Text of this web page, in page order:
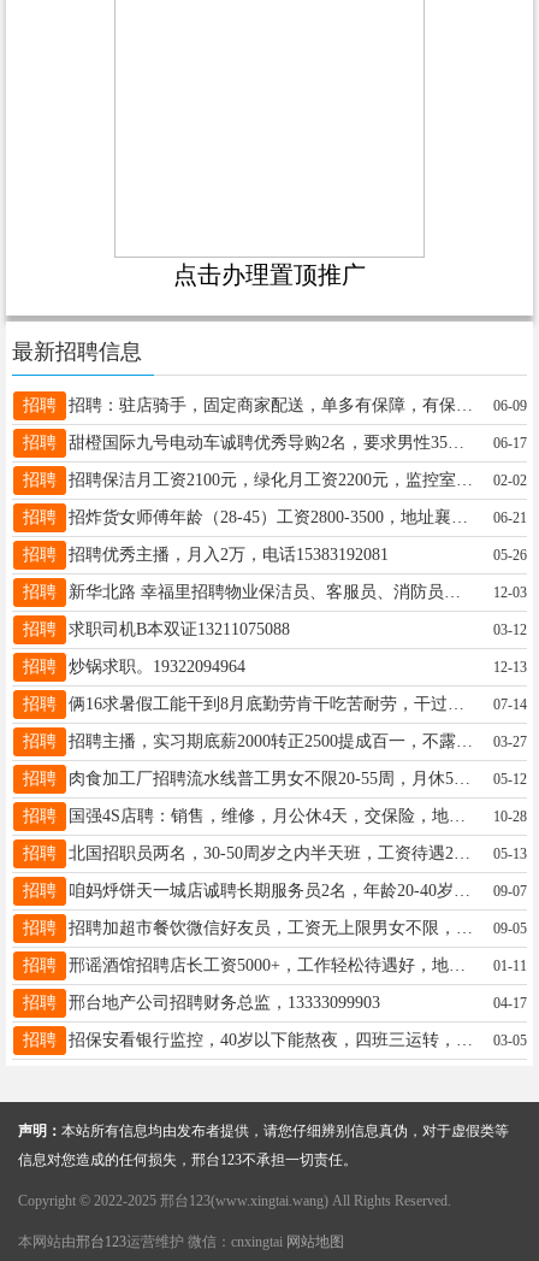
点击办理置顶推广
最新招聘信息
招聘 06-09
招聘 甜橙国际九号电动车诚聘优秀导购2名，要求男性35岁以内工资5000+，售后内勤1名工资3000+，13582499990 06-17
招聘 02-02
招聘 06-21
招聘 招聘优秀主播，月入2万，电话15383192081 05-26
招聘 12-03
招聘 求职司机B本双证13211075088 03-12
招聘 炒锅求职。19322094964 12-13
招聘 07-14
招聘 招聘主播，实习期底薪2000转正2500提成百一，不露脸直播。每天4-6个小时，地址恒大城15194946688同v 03-27
招聘 肉食加工厂招聘流水线普工男女不限20-55周，月休5天左右，工资3000-7000左右，15130920228微信同号 05-12
招聘 国强4S店聘：销售，维修，月公休4天，交保险，地址：汽车城国强4S店，电话:13931933850 10-28
招聘 05-13
招聘 09-07
招聘 09-05
招聘 邢谣酒馆招聘店长工资5000+，工作轻松待遇好，地址：守敬e世界4楼，联系人：18632079794刘总 01-11
招聘 邢台地产公司招聘财务总监，13333099903 04-17
招聘 03-05
声明： 本站所有信息均由发布者提供，请您仔细辨别信息真伪，对于虚假类等
信息对您造成的任何损失，邢台123不承担一切责任。
Copyright © 2022-2025 邢台123(www.xingtai.wang) All Rights Reserved.
本网站由邢台123运营维护 微信：cnxingtai 网站地图